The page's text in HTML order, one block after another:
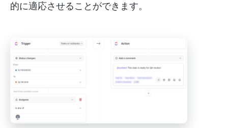
的に適応させることができます。